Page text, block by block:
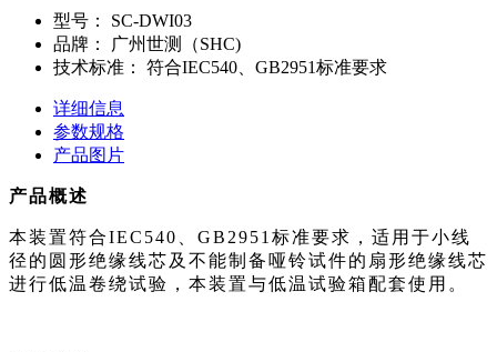
型号：
SC-DWI03
品牌：
广州世测（SHC)
技术标准：
符合IEC540、GB2951标准要求
详细信息
参数规格
产品图片
产品概述
本装置符合IEC540、GB2951标准要求，适用于小线
径的圆形绝缘线芯及不能制备哑铃试件的扇形绝缘线芯
进行低温卷绕试验，本装置与低温试验箱配套使用。